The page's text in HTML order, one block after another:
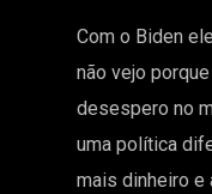
Com o Biden
não vejo
desespero no
uma política
mais dinheiro e